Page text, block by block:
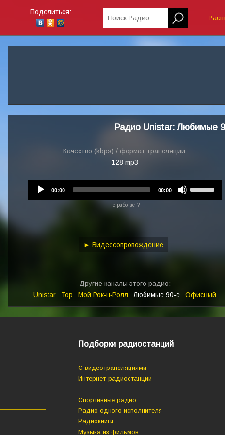
Поделиться:
Поиск Радио
Радио Unistar: Любимые
Качество (kbps) / формат трансляции:
128 mp3
00:00 00:00
не работает?
► Видеосопровождение
Другие каналы этого радио:
Unistar
Top Мой Рок‑н‑Ролл Любимые 90-е Офисный
Подборки радиостанций
С видеотрансляциями
Интернет-радиостанции
Спортивные радио
Радио одного исполнителя
Радиокниги
Музыка из фильмов